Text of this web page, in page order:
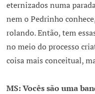
eternizados numa
nem o Pedrinho
rolando. Então, tem
no meio do processo
coisa mais conceitual,
MS: Vocês são uma